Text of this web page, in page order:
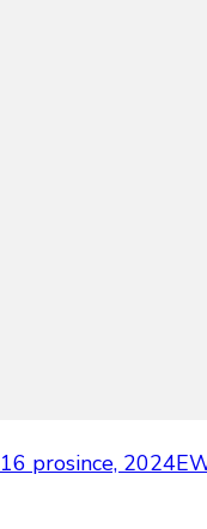
16 prosince, 2024